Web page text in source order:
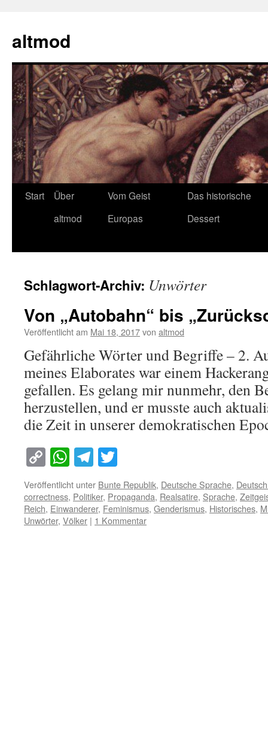
springen
altmod
Start
Über
altmod
Vom Geist
Europas
Das historische
Dessert
Schlagwort-Archiv: Unwörter
Von „Autobahn“ bis
Veröffentlicht am Mai 18, 2017von altmod
Gefährliche Wörter und Begriffe – 2.
meines Elaborates war einem
gefallen. Es gelang mir nunmehr, den
herzustellen, und er musste auch
die Zeit in unserer demokratischen
Copy
Link
WhatsApp
Telegram
Veröffentlicht unter Bunte Republik, Deutsche Sprache,
correctness, Politiker, Propaganda, Realsatire, Sprache,
Reich, Einwanderer, Feminismus, Genderismus, Historisches,
Unwörter, Völker | 1 Kommentar